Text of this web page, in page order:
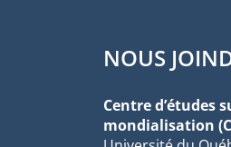
NOUS
Centre d’études
mondialisation